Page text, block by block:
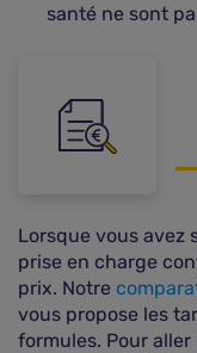
santé ne sont
Lorsque vous avez
prise en charge
prix. Notre
vous propose les
formules. Pour